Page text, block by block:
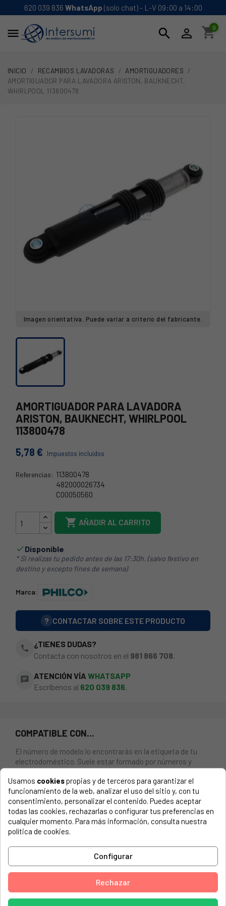
620 039 836 WhatsApp (solo chat) - L-V 09:00 a 14:00
 search  shopping_cart
0
INICIO RECAMBIOS LAVADORAS
AMORTIGUADORES
AMORTIGUADOR PARA LAVADORA ARISTON, BAUKNECHT,
WHIRLPOOL 113800478
Imagen orientativa. Puede variar a criterio del fabricante.
AMORTIGUADOR PARA LAVADORA
ARISTON, BAUKNECHT, WHIRLPOOL
113800478
5,78 € Impuestos incluidos
Referencias: 113800478
482000026734
C00050560
 AÑADIR AL CARRITO
Disponible
* Si realizas tu pedido antes de las 17:30h. (salvo festivo en
destino y excepto fines de semana)
Marca:
? CONTACTAR SOBRE ESTE PRODUCTO
phone
¿TIENES DUDAS?
Contacta con nosotros en el 981 866 708
chat ATENCIÓN VÍA WHATSAPP
Escríbenos al 620 039 836.
COMPATIBLE CON...
El número de modelo lo encontrarás en la etiqueta de tu
electrodoméstico. Suele estar formado por números y
letras.
AMORTIGUADOR PARA LAVADORA ARISTON, BAUKNECHT,
WHIRLPOOL
AMICA, WASCHMASCHINE WMN 1062 M
AMICA, WASCHMASCHINE WMN 642M
AMICA, WASCHMASCHINE WMN 862 M
AMICA, WASCHMASCHINE WMS 1062 M
Usamos cookiespropias y de terceros para garantizar el
funcionamiento de la web, analizar el uso del sitio y, con tu
consentimiento, personalizar el contenido. Puedes aceptar
todas las cookies, rechazarlas o configurar tus preferencias en
cualquier momento. Para más información, consulta nuestra
política de cookies.
Configurar
Rechazar